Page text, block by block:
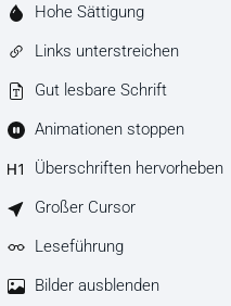
33 BL #205399
Preis:
(11.51% gespart)
Versandkosten
Stück
Hohe Sättigung
Links unterstreichen
Gut lesbare Schrift
Animationen stoppen
Überschriften hervorheben
Großer Cursor
Leseführung
Bilder ausblenden